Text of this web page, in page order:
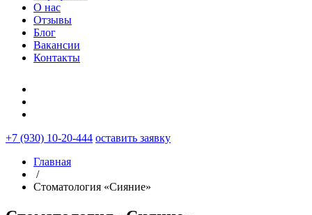
О нас
Отзывы
Блог
Вакансии
Контакты
+7 (930) 10-20-444 оставить заявку
Главная
/
Стоматология «Сияние»